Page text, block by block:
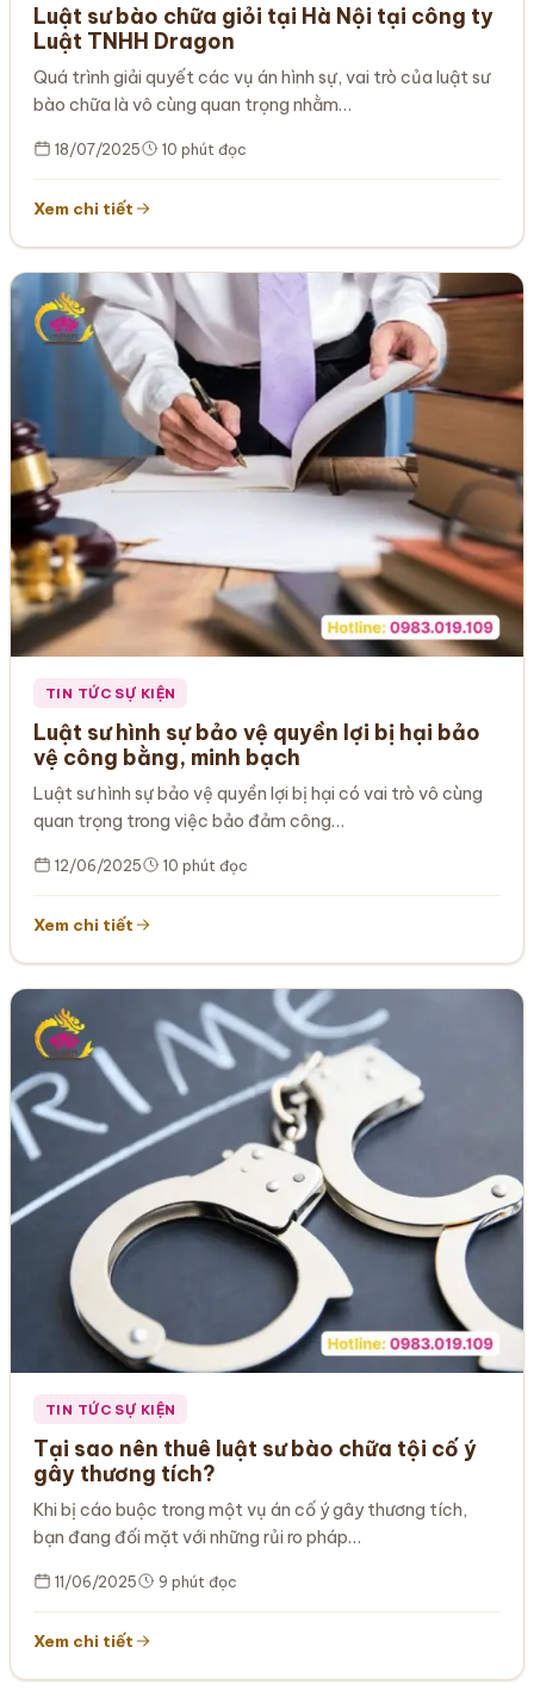
Luật sư bào chữa giỏi tại Hà Nội tại công ty
Luật TNHH Dragon
Quá trình giải quyết các vụ án hình sự, vai trò của luật sư
bào chữa là vô cùng quan trọng nhằm…
18/07/2025 10 phút đọc
Xem chi tiết
TIN TỨC SỰ KIỆN
Luật sư hình sự bảo vệ quyền lợi bị hại bảo
vệ công bằng, minh bạch
Luật sư hình sự bảo vệ quyền lợi bị hại có vai trò vô cùng
quan trọng trong việc bảo đảm công…
12/06/2025 10 phút đọc
Xem chi tiết
TIN TỨC SỰ KIỆN
Tại sao nên thuê luật sư bào chữa tội cố ý
gây thương tích?
Khi bị cáo buộc trong một vụ án cố ý gây thương tích,
bạn đang đối mặt với những rủi ro pháp…
11/06/2025 9 phút đọc
Xem chi tiết